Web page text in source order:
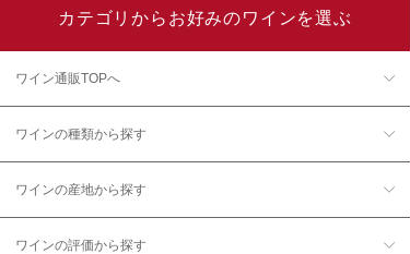
カテゴリからお好みのワインを選ぶ
ワイン通販TOPへ
ワインの種類から探す
ワインの産地から探す
ワインの評価から探す